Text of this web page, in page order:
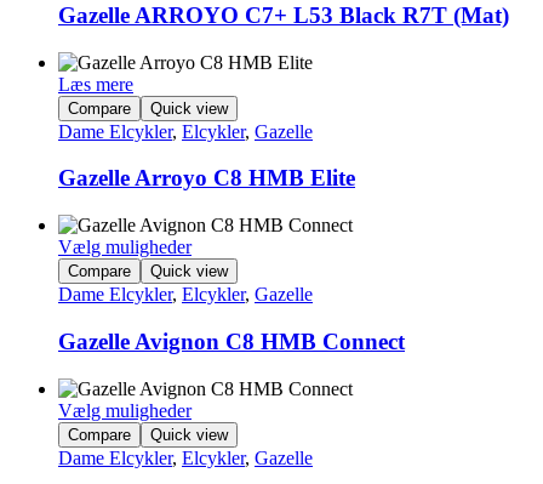
flere
varianter.
Mulighederne
kan
vælges
på
varesiden
Gazelle ARROYO C7+ L53 Black R7T (Mat)
Læs mere
Compare Quick view
Dame Elcykler, Elcykler, Gazelle
Gazelle Arroyo C8 HMB Elite
Vælg muligheder
Dette
vare
flere
varianter.
Mulighederne
kan
vælges
på
varesiden
Compare Quick view
Dame Elcykler, Elcykler, Gazelle
Gazelle Avignon C8 HMB Connect
Vælg muligheder
Dette
vare
Compare Quick view
Dame Elcykler, Elcykler, Gazelle